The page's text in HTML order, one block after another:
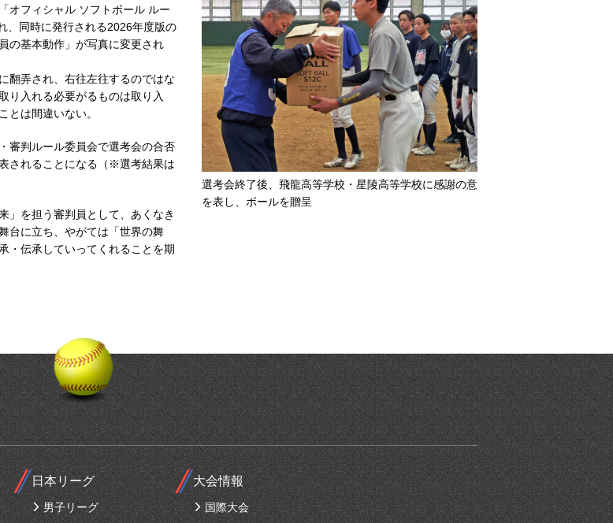
選考会終了後、飛龍高等学校・星陵高等学校に感謝の意
を表し、ボールを贈呈
オフィシャル ソフトボール ルー
、同時に発行される2026年度版の
の基本動作」が写真に変更され
翻弄され、右往左往するのではな
り入れる必要がるものは取り入
とは間違いない。
審判ルール委員会で選考会の合否
されることになる（※選考結果は
」を担う審判員として、あくなき
台に立ち、やがては「世界の舞
・伝承していってくれることを期
日本リーグ
男子リーグ
大会情報
国際大会